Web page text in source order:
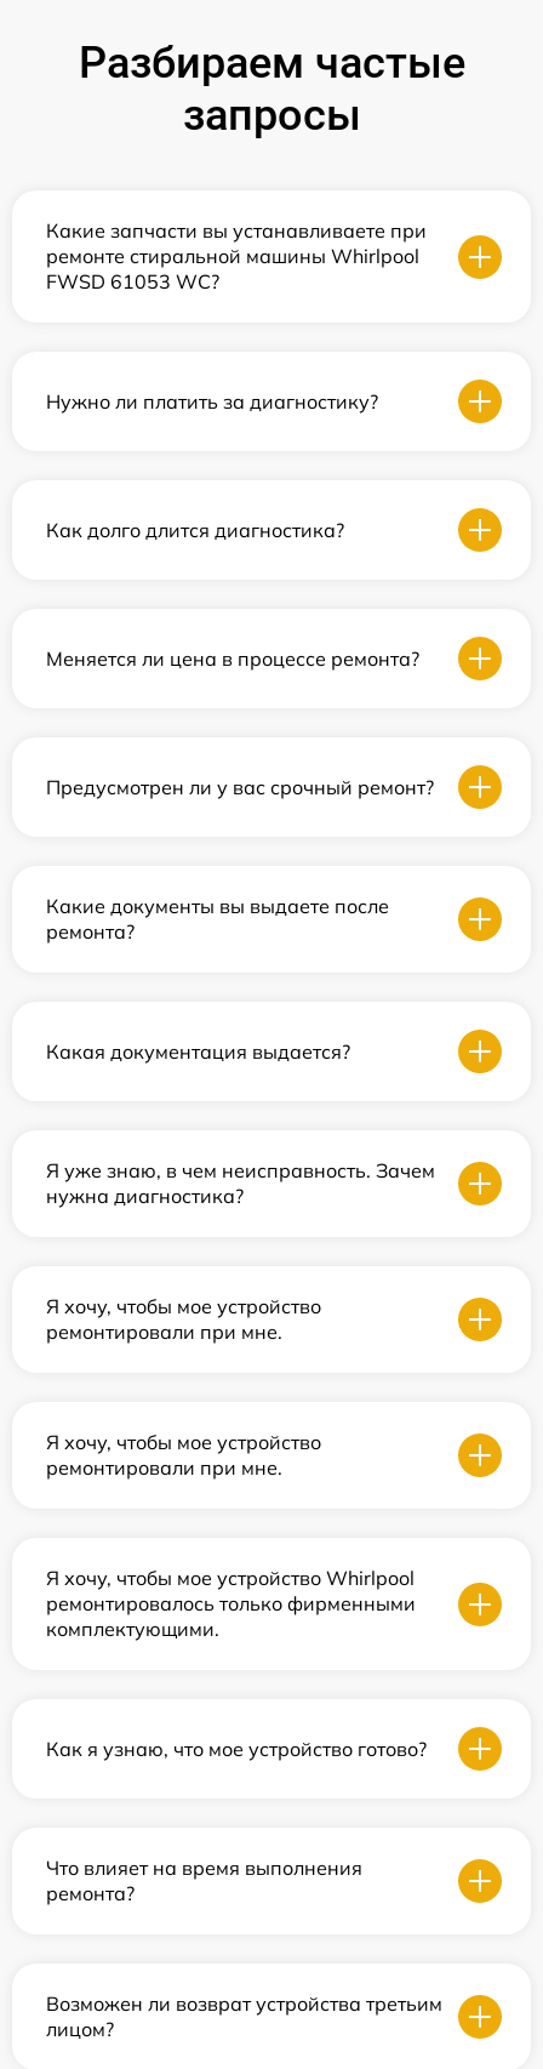
Разбираем частые
запросы
Какие запчасти вы устанавливаете при
ремонте стиральной машины Whirlpool
FWSD 61053 WC?
Нужно ли платить за диагностику?
Как долго длится диагностика?
Меняется ли цена в процессе ремонта?
Предусмотрен ли у вас срочный ремонт?
Какие документы вы выдаете после
ремонта?
Какая документация выдается?
Я уже знаю, в чем неисправность. Зачем
нужна диагностика?
Я хочу, чтобы мое устройство
ремонтировали при мне.
Я хочу, чтобы мое устройство
ремонтировали при мне.
Я хочу, чтобы мое устройство Whirlpool
ремонтировалось только фирменными
комплектующими.
Как я узнаю, что мое устройство готово?
Что влияет на время выполнения
ремонта?
Возможен ли возврат устройства третьим
лицом?